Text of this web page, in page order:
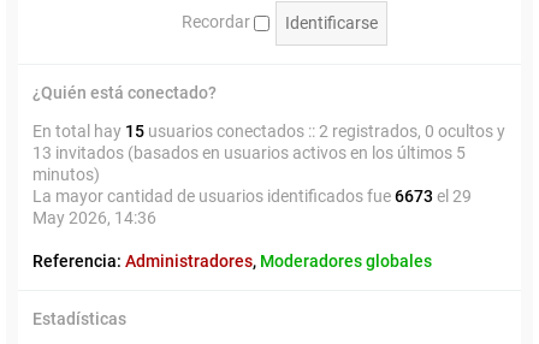
Recordar
¿Quién está conectado?
En total hay 15 usuarios conectados :: 2 registrados, 0 ocultos y
13 invitados (basados en usuarios activos en los últimos 5
minutos)
La mayor cantidad de usuarios identificados fue6673 el 29
May 2026, 14:36
Referencia: Administradores, Moderadores globales
Estadísticas